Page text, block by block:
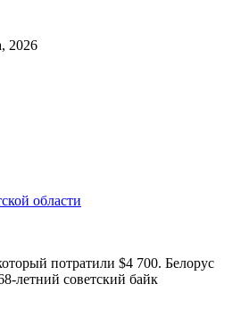
2026
области
потратили $4 700. Белорус
летний советский байк